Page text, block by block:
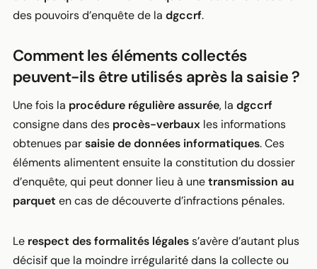
des pouvoirs d’enquête de la dgccrf.
Comment les éléments collectés
peuvent-ils être utilisés après la saisie ?
Une fois la procédure régulière assurée, la dgccrf
consigne dans des procès-verbauxles informations
obtenues parsaisie de données informatiques. Ces
éléments alimentent ensuite la constitution du dossier
d’enquête, qui peut donner lieu à unetransmission au
parquet en cas de découverte d’infractions pénales.
Le respect des formalités légaless’avère d’autant plus
décisif que la moindre irrégularité dans la collecte ou